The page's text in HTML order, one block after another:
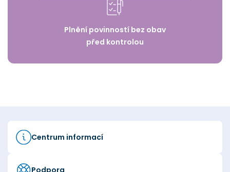
Plnění povinností bez obav
před kontrolou
Centrum informací
Podpora